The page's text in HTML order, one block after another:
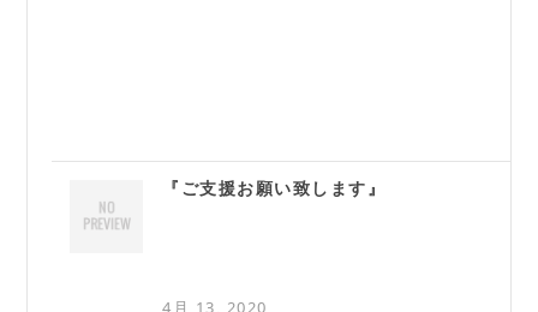
『ご支援お願い致します』
4月 13, 2020